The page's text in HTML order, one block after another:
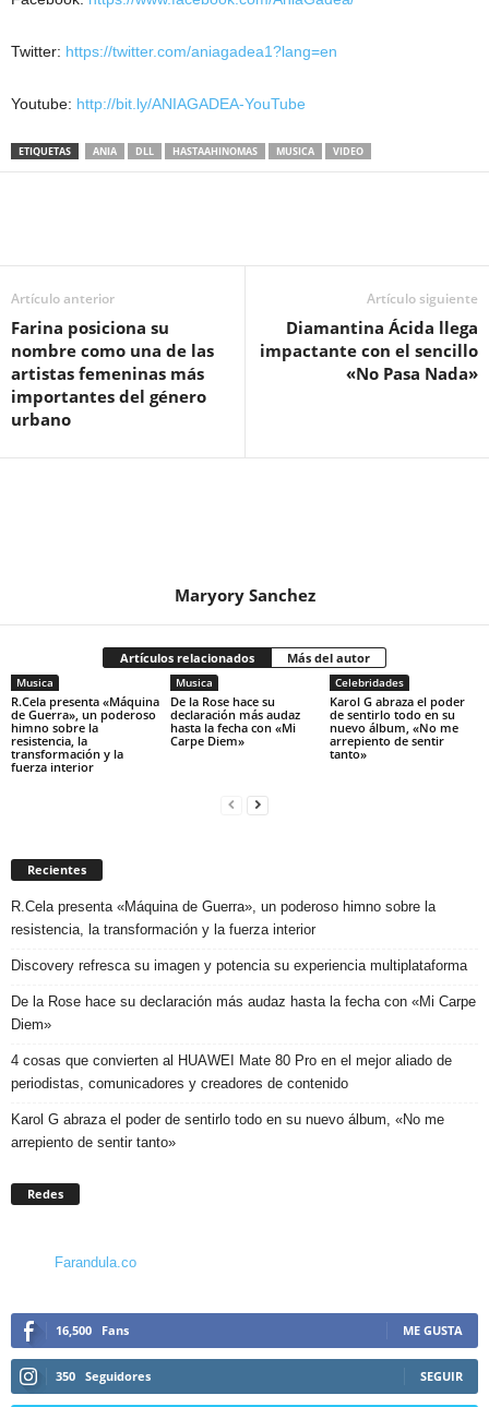
Twitter: https://twitter.com/aniagadea1?lang=en
Youtube: http://bit.ly/ANIAGADEA-YouTube
ETIQUETAS ANIA DLL HASTAAHINOMAS MUSICA VIDEO
Artículo anterior
Farina posiciona su
nombre como una de las
artistas femeninas más
importantes del género
urbano
Artículo siguiente
Diamantina Ácida llega
impactante con el sencillo
«No Pasa Nada»
Maryory Sanchez
Artículos relacionados Más del autor
Musica
R.Cela presenta «Máquina
de Guerra», un poderoso
himno sobre la
resistencia, la
transformación y la
fuerza interior
Musica
De la Rose hace su
declaración más audaz
hasta la fecha con «Mi
Carpe Diem»
Celebridades
Karol G abraza el poder
de sentirlo todo en su
nuevo álbum, «No me
arrepiento de sentir
tanto»
Recientes
R.Cela presenta «Máquina de Guerra», un poderoso himno sobre la
resistencia, la transformación y la fuerza interior
Discovery refresca su imagen y potencia su experiencia multiplataforma
De la Rose hace su declaración más audaz hasta la fecha con «Mi Carpe
Diem»
4 cosas que convierten al HUAWEI Mate 80 Pro en el mejor aliado de
periodistas, comunicadores y creadores de contenido
Karol G abraza el poder de sentirlo todo en su nuevo álbum, «No me
arrepiento de sentir tanto»
Redes
Farandula.co
16,500 Fans ME GUSTA
350 Seguidores SEGUIR